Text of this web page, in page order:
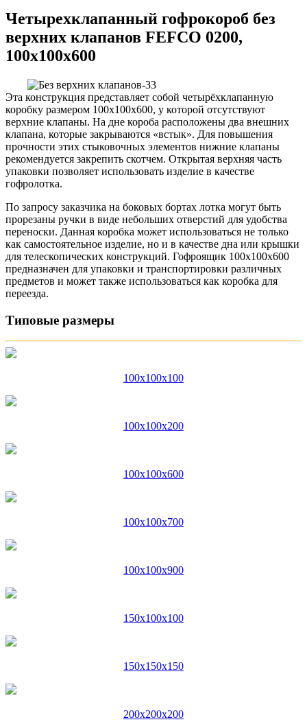
Четырехклапанный гофрокороб без
верхних клапанов FEFCO 0200,
100x100x600
Эта конструкция представляет собой четырёхклапанную
коробку размером 100х100х600, у которой отсутствуют
верхние клапаны. На дне короба расположены два внешних
клапана, которые закрываются «встык». Для повышения
прочности этих стыковочных элементов нижние клапаны
рекомендуется закрепить скотчем. Открытая верхняя часть
упаковки позволяет использовать изделие в качестве
гофролотка.
По запросу заказчика на боковых бортах лотка могут быть
прорезаны ручки в виде небольших отверстий для удобства
переноски. Данная коробка может использоваться не только
как самостоятельное изделие, но и в качестве дна или крышки
для телескопических конструкций. Гофроящик 100х100х600
предназначен для упаковки и транспортировки различных
предметов и может также использоваться как коробка для
переезда.
Типовые размеры
100x100x100
100x100x200
100x100x600
100x100x700
100x100x900
150x100x100
150x150x150
200x200x200